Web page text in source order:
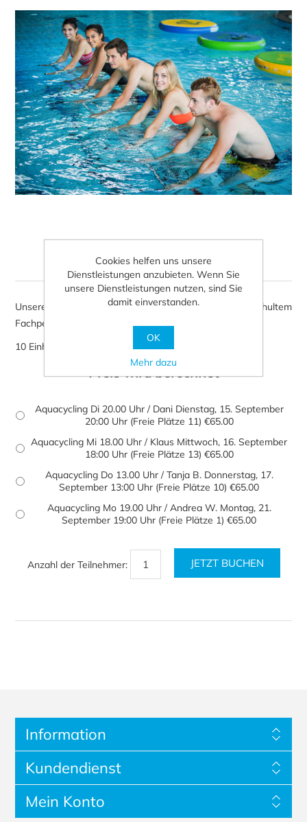
Aquacycling
Unsere Aquacycling-Kurse werden von speziell geschultem
Fachpersonal durchgeführt.
10 Einheiten a`45 Minuten zzgl. Eintritt
Preis wird berechnet
Aquacycling Di 20.00 Uhr / Dani Dienstag, 15. September
20:00 Uhr (Freie Plätze 11) €65.00
Aquacycling Mi 18.00 Uhr / Klaus Mittwoch, 16. September
18:00 Uhr (Freie Plätze 13) €65.00
Aquacycling Do 13.00 Uhr / Tanja B. Donnerstag, 17.
September 13:00 Uhr (Freie Plätze 10) €65.00
Aquacycling Mo 19.00 Uhr / Andrea W. Montag, 21.
September 19:00 Uhr (Freie Plätze 1) €65.00
Anzahl der Teilnehmer:
Information
Kundendienst
Mein Konto
Cookies helfen uns unsere
Dienstleistungen anzubieten. Wenn Sie
unsere Dienstleistungen nutzen, sind Sie
damit einverstanden.
OK
Mehr dazu